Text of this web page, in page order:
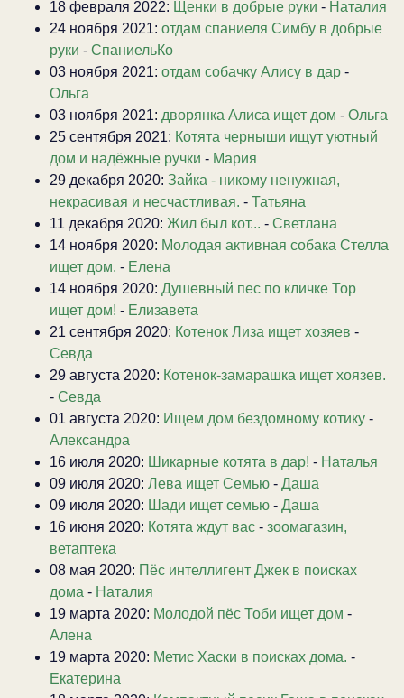
18 февраля 2022: Щенки в добрые руки - Наталия
24 ноября 2021: отдам спаниеля Симбу в добрые
руки - СпаниельКо
03 ноября 2021: отдам собачку Алису в дар -
Ольга
03 ноября 2021: дворянка Алиса ищет дом - Ольга
25 сентября 2021: Котята черныши ищут уютный
дом и надёжные ручки - Мария
29 декабря 2020: Зайка - никому ненужная,
некрасивая и несчастливая. - Татьяна
11 декабря 2020: Жил был кот... - Светлана
14 ноября 2020: Молодая активная собака Стелла
ищет дом. - Елена
14 ноября 2020: Душевный пес по кличке Тор
ищет дом! - Елизавета
21 сентября 2020: Котенок Лиза ищет хозяев -
Севда
29 августа 2020: Котенок-замарашка ищет хоязев.
- Севда
01 августа 2020: Ищем дом бездомному котику -
Александра
16 июля 2020: Шикарные котята в дар! - Наталья
09 июля 2020: Лева ищет Семью - Даша
09 июля 2020: Шади ищет семью - Даша
16 июня 2020: Котята ждут вас - зоомагазин,
ветаптека
08 мая 2020: Пёс интеллигент Джек в поисках
дома - Наталия
19 марта 2020: Молодой пёс Тоби ищет дом -
Алена
19 марта 2020: Метис Хаски в поисках дома. -
Екатерина